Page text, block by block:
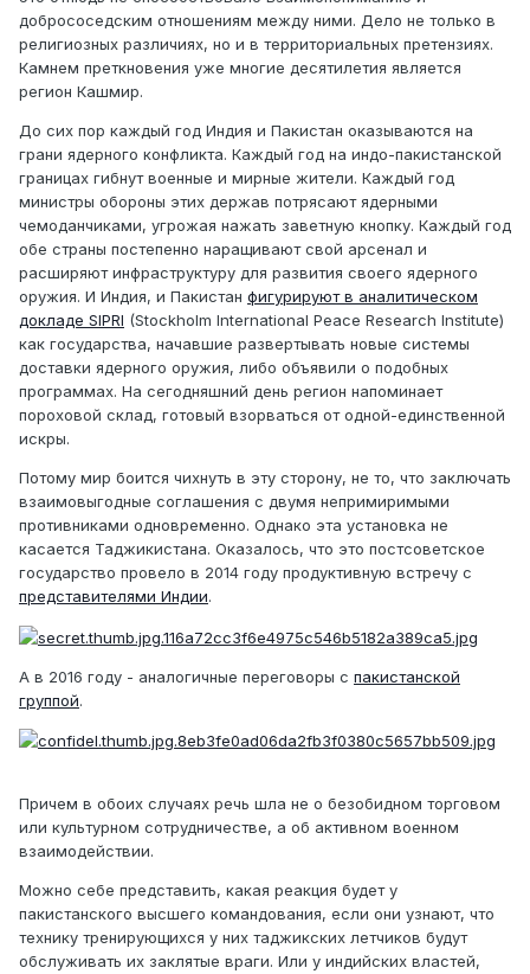
добрососедским отношениям между ними. Дело не только в
религиозных различиях, но и в территориальных претензиях.
Камнем преткновения уже многие десятилетия является
регион Кашмир.
До сих пор каждый год Индия и Пакистан оказываются на
грани ядерного конфликта. Каждый год на индо-пакистанской
границах гибнут военные и мирные жители. Каждый год
министры обороны этих держав потрясают ядерными
чемоданчиками, угрожая нажать заветную кнопку. Каждый год
обе страны постепенно наращивают свой арсенал и
расширяют инфраструктуру для развития своего ядерного
оружия. И Индия, и Пакистан фигурируют в аналитическом
докладе SIPRI (Stockholm International Peace Research Institute)
как государства, начавшие развертывать новые системы
доставки ядерного оружия, либо объявили о подобных
программах. На сегодняшний день регион напоминает
пороховой склад, готовый взорваться от одной-единственной
искры.
Потому мир боится чихнуть в эту сторону, не то, что заключать
взаимовыгодные соглашения с двумя непримиримыми
противниками одновременно. Однако эта установка не
касается Таджикистана. Оказалось, что это постсоветское
государство провело в 2014 году продуктивную встречу с
представителями Индии.
А в 2016 году - аналогичные переговоры с пакистанской
группой.
Причем в обоих случаях речь шла не о безобидном торговом
или культурном сотрудничестве, а об активном военном
взаимодействии.
Можно себе представить, какая реакция будет у
пакистанского высшего командования, если они узнают, что
технику тренирующихся у них таджикских летчиков будут
обслуживать их заклятые враги. Или у индийских властей,